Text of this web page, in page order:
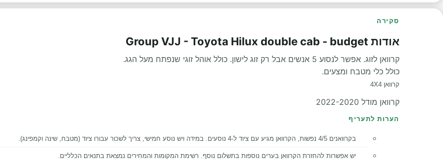
סקירה
אודות Group VJJ - Toyota Hilux double cab - budget
קרוואן לזוג. אפשר לנסוע 5 אנשים אבל רק זוג לישון. כולל אוהל זוגי שנפתח מעל הגג.
כולל כלי מטבח ומצעים.
קרוואן 4X4
קרוואן מודל 2022-2020
הערות לתעריף
בקרוואנים 4/5 נפשות, הקרוואן מגיע עם ציוד ל-4 נוסעים. במידה ויש נוסע חמישי, צריך לשכור עבורו ציוד (מטבח, שינה וקמפינג).
יש אפשרות להחזרת הקרוואן בערים נוספות בתשלום נוסף. רשימת המקומות והמחירים נמצאת בתנאים הכלליים.